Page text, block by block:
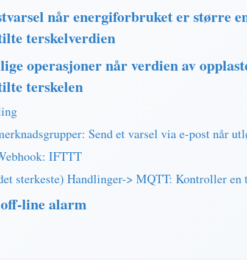
når energiforbruket er større
terskelverdien
operasjoner når verdien av
terskelen
Send et varsel via e-post når
IFTTT
sterkeste) Handlinger-> MQTT: Kontroller en
line alarm